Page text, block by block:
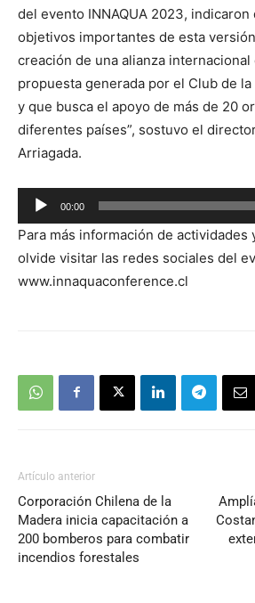
del evento INNAQUA 2023, indicaron
objetivos importantes de esta
creación de una alianza
propuesta generada por el Club de
y que busca el apoyo de más de 20
diferentes países”, sostuvo el
Arriagada.
Reproductor
de
audio
00:00
Para más información de actividades
olvide visitar las redes sociales del
www.innaquaconference.cl
Artículo anterior
Corporación Chilena de la
Madera inicia capacitación a
200 bomberos para combatir
incendios forestales